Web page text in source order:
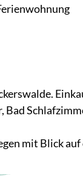
Bad
mit Blick auf